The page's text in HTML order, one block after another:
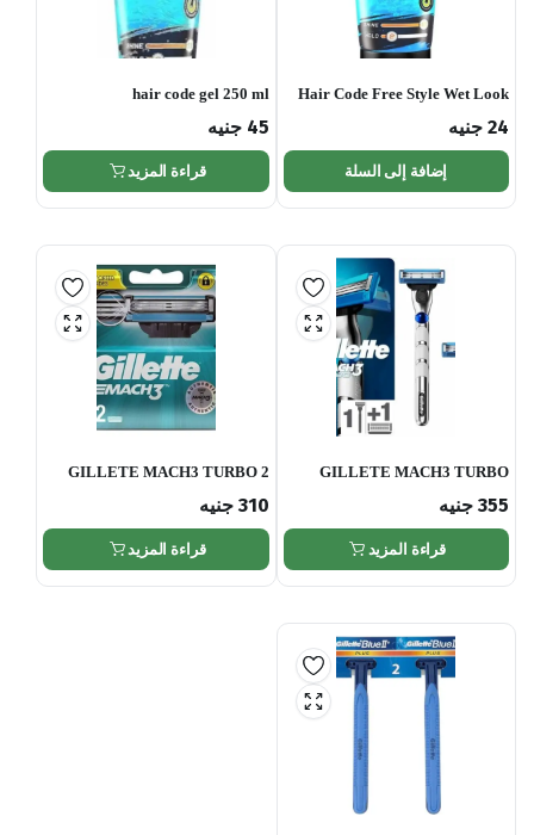
Hair Code Free Style Wet Look
24 جنيه
إضافة إلى السلة
hair code gel 250 ml
45 جنيه
قراءة المزيد
GILLETE MACH3 TURBO
355 جنيه
قراءة المزيد
GILLETE MACH3 TURBO 2
310 جنيه
قراءة المزيد